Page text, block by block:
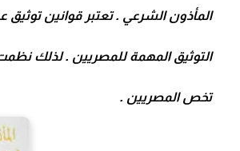
المأذون الشرعي . تعتبر قوانين توثيق
التوثيق المهمة للمصريين . لذلك
تخص المصريين .